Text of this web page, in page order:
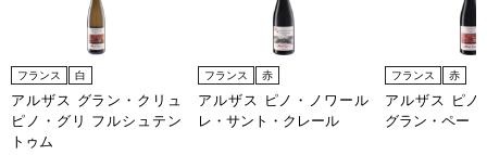
フランス 白
アルザス グラン・クリュ
ピノ・グリ フルシュテン
トゥム
フランス 赤
アルザス ピノ・ノワール
レ・サント・クレール
フランス 赤
アルザス ピノ
グラン・ペー